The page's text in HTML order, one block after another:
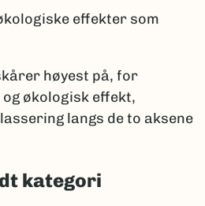
effekter som
høyest på, for
økologisk effekt,
langs de to aksene
kategori